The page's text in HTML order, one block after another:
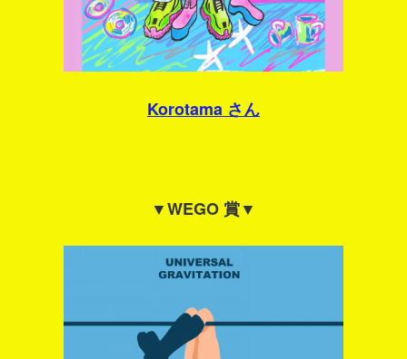
Korotama さん
▼WEGO 賞▼